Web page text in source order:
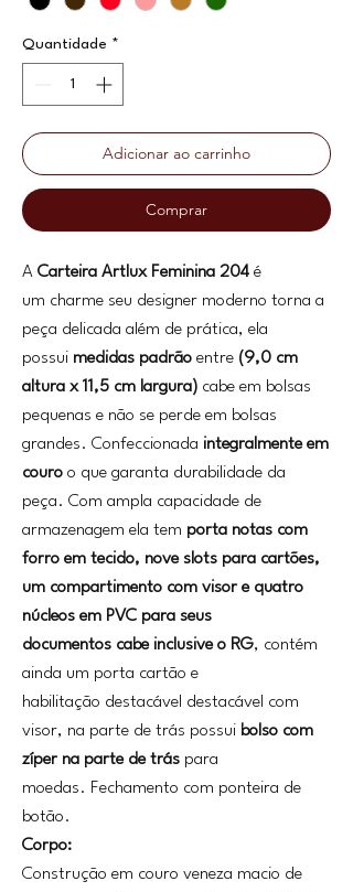
Quantidade *
Adicionar ao carrinho
Comprar
A Carteira Artlux Feminina 204 é
um charme seu designer moderno torna a
peça delicada além de prática, ela
possui medidas padrão entre (9,0 cm
altura x 11,5 cm largura) cabe em bolsas
pequenas e não se perde em bolsas
grandes. Confeccionada integralmente em
couro o que garanta durabilidade da
peça. Com ampla capacidade de
armazenagem ela tem porta notas com
forro em tecido, nove slots para cartões,
um compartimento com visor e quatro
núcleos em PVC para seus
documentos cabe inclusive o RG, contém
ainda um porta cartão e
habilitação destacável destacável com
visor, na parte de trás possui bolso com
zíper na parte de trás para
moedas. Fechamento com ponteira de
botão.
Corpo:
Construção em couro veneza macio de